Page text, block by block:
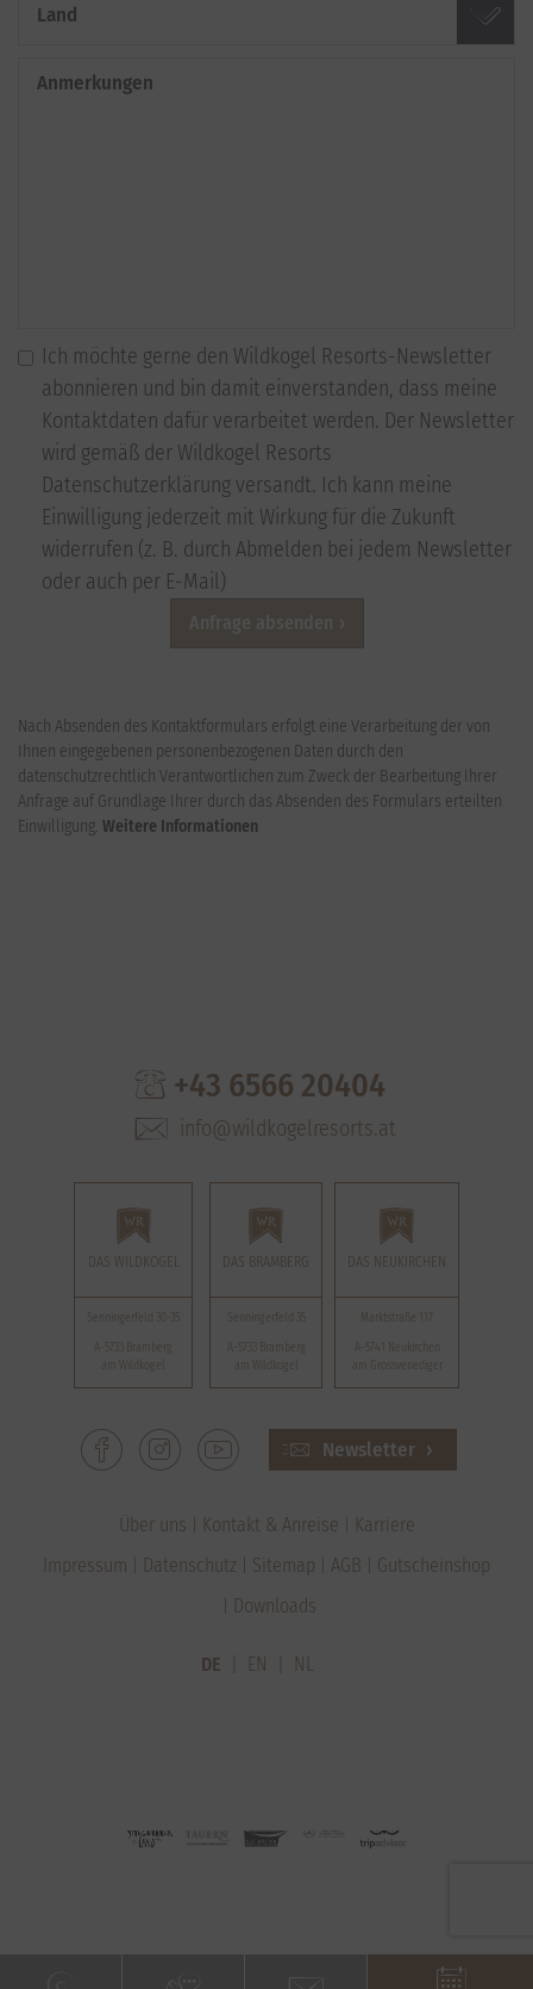
Land
Anmerkungen
Ich möchte gerne den Wildkogel Resorts-Newsletter
abonnieren und bin damit einverstanden, dass meine
Kontaktdaten dafür verarbeitet werden. Der Newsletter
wird gemäß der Wildkogel Resorts
Datenschutzerklärung versandt. Ich kann meine
Einwilligung jederzeit mit Wirkung für die Zukunft
widerrufen (z. B. durch Abmelden bei jedem Newsletter
oder auch per E-Mail)
Nach Absenden des Kontaktformulars erfolgt eine Verarbeitung der von
Ihnen eingegebenen personenbezogenen Daten durch den
datenschutzrechtlich Verantwortlichen zum Zweck der Bearbeitung Ihrer
Anfrage auf Grundlage Ihrer durch das Absenden des Formulars erteilten
Einwilligung. Weitere Informationen
+43 6566 20404
info@wildkogelresorts.at
DAS WILDKOGEL
Senningerfeld 30-35
A-5733 Bramberg
am Wildkogel
DAS BRAMBERG
Senningerfeld 35
A-5733 Bramberg
am Wildkogel
DAS NEUKIRCHEN
Marktstraße 117
A-5741 Neukirchen
am Grossvenediger
Newsletter
Über uns Kontakt & Anreise
Karriere
Impressum
Datenschutz Sitemap AGB
Gutscheinshop
Downloads
DE EN NL